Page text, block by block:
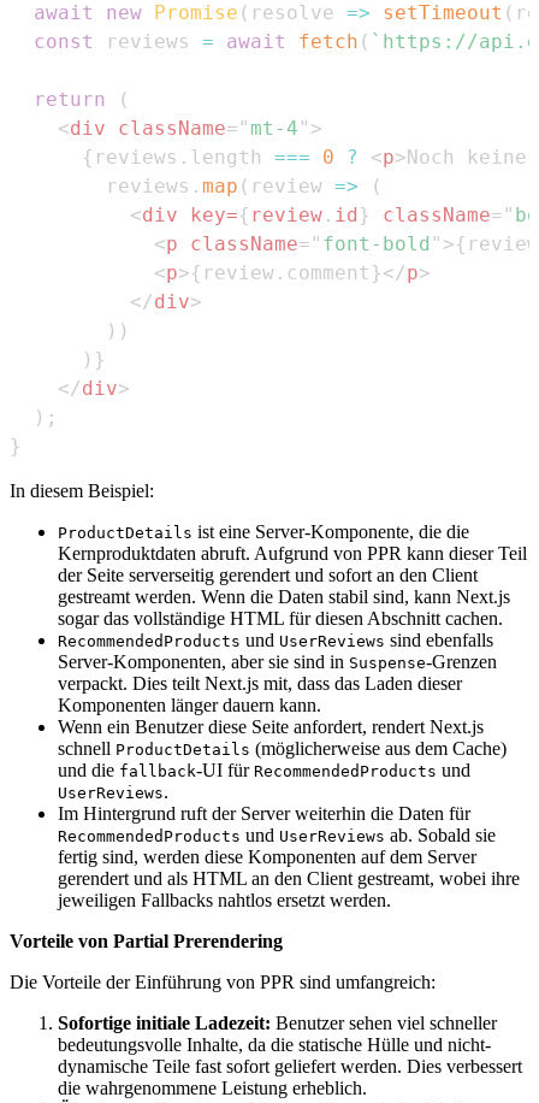
await
new Promise ( resolve => setTimeout (
const
reviews = await fetch ( ` https://
return
(
<div className= " mt-4 " >
{ reviews . length === 0 ? <p>Noch keine
        reviews
. map ( review =>
(
<div key={ review . id } className= "
<p className= " font-bold " >{ review
<p>{ review . comment }</p>
</div>
) )
) }
</div>
) ;
}
In diesem Beispiel:
ProductDetails ist eine Server-Komponente, die die
Kernproduktdaten abruft. Aufgrund von PPR kann dieser Teil
der Seite serverseitig gerendert und sofort an den Client
gestreamt werden. Wenn die Daten stabil sind, kann Next.js
sogar das vollständige HTML für diesen Abschnitt cachen.
RecommendedProducts und UserReviews sind ebenfalls
Server-Komponenten, aber sie sind in Suspense-Grenzen
verpackt. Dies teilt Next.js mit, dass das Laden dieser
Komponenten länger dauern kann.
Wenn ein Benutzer diese Seite anfordert, rendert Next.js
schnell ProductDetails (möglicherweise aus dem Cache)
und die fallback-UI für RecommendedProducts und
UserReviews.
Im Hintergrund ruft der Server weiterhin die Daten für
RecommendedProducts und UserReviews ab. Sobald sie
fertig sind, werden diese Komponenten auf dem Server
gerendert und als HTML an den Client gestreamt, wobei ihre
jeweiligen Fallbacks nahtlos ersetzt werden.
Vorteile von Partial Prerendering
Die Vorteile der Einführung von PPR sind umfangreich:
Sofortige initiale Ladezeit: Benutzer sehen viel schneller
bedeutungsvolle Inhalte, da die statische Hülle und nicht-
dynamische Teile fast sofort geliefert werden. Dies verbessert
die wahrgenommene Leistung erheblich.